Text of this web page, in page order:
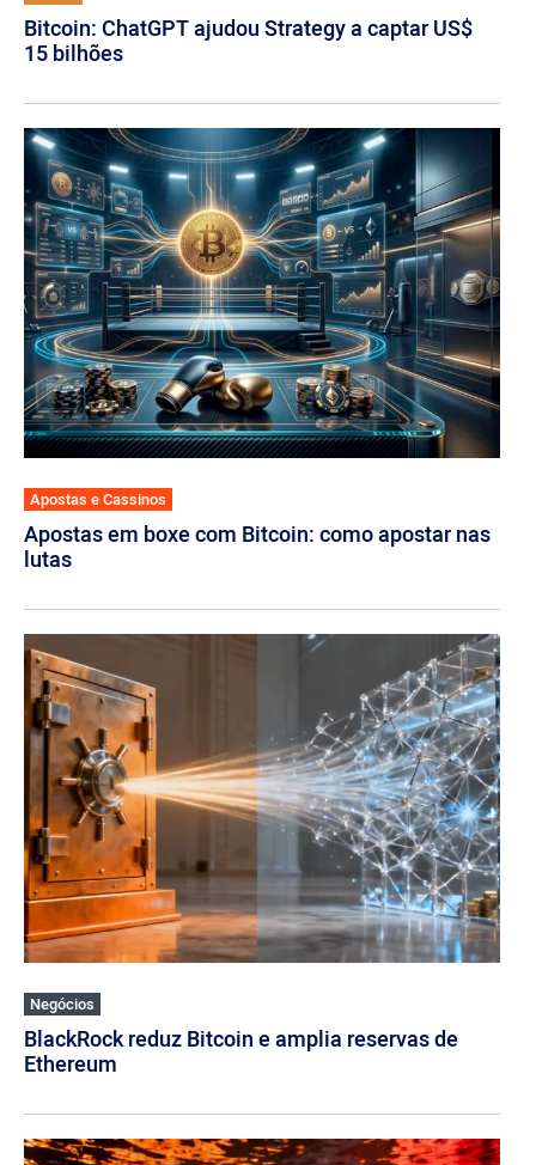
Bitcoin: ChatGPT ajudou Strategy a captar US$
15 bilhões
Apostas e Cassinos
Apostas em boxe com Bitcoin: como apostar nas
lutas
Negócios
BlackRock reduz Bitcoin e amplia reservas de
Ethereum